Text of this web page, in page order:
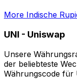
More Indische
UNI - Uniswap
Unsere
der beliebteste
Währungscode für